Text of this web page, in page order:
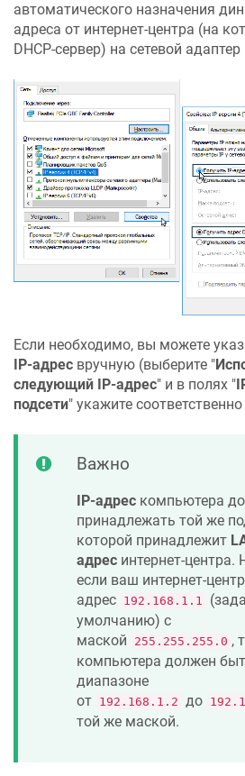
автоматического назначения
адреса от интернет-центра (на
DHCP-сервер) на сетевой
Если необходимо, вы можете
IP-адрес вручную (выберите "
следующий IP-адрес" и в полях "
подсети" укажите
Важно
IP-адрес компьютера
принадлежать той же
которой принадлежит
адрес интернет-центра.
если ваш интернет-
адрес 192.168.1.1
умолчанию) с
маской
255.255.255.0 ,
компьютера должен
диапазоне
от 192.168.1.2 до
той же маской.